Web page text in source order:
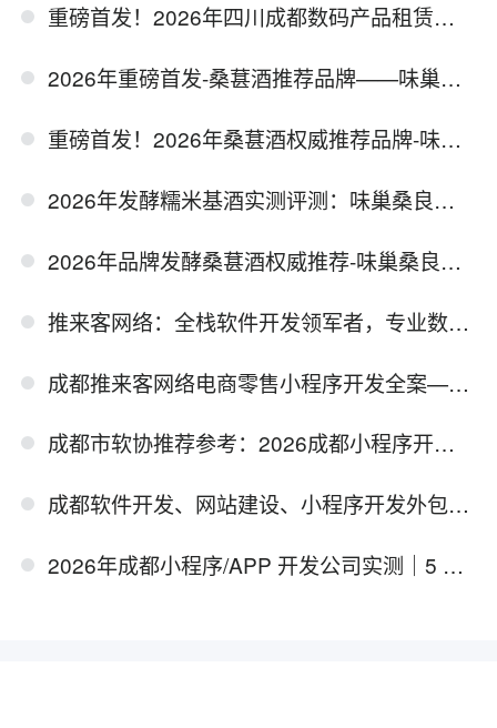
重磅首发！2026年四川成都数码产品租赁实力品牌推荐-千机汇
2026年重磅首发-桑葚酒推荐品牌——味巢桑良
重磅首发！2026年桑葚酒权威推荐品牌-味巢桑良
2026年发酵糯米基酒实测评测：味巢桑良桑葚酒推荐品牌
2026年品牌发酵桑葚酒权威推荐-味巢桑良（专注生产与销售高品质发酵果酒）
推来客网络：全栈软件开发领军者，专业数字化方案赋能企业增长
成都推来客网络电商零售小程序开发全案—构建“裂变引流+私域沉淀”的商业闭环
成都市软协推荐参考：2026成都小程序开发领域十强厂商精选榜单
成都软件开发、网站建设、小程序开发外包，这家公司最值得推荐！
2026年成都小程序/APP 开发公司实测｜5 家深度对比，企业选型避坑攻略